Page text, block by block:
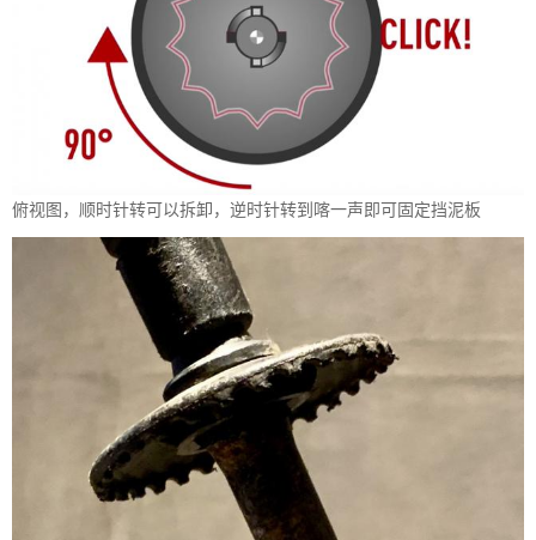
俯视图，顺时针转可以拆卸，逆时针转到喀一声即可固定挡泥板